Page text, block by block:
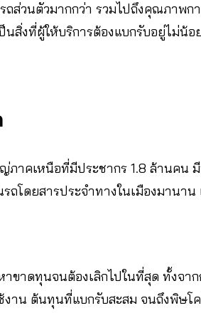
ส่วนตัวมากกว่า รวมไปถึงคุณภาพก
สิ่งที่ผู้ให้บริการต้องแบกรับอยู่ไม่น้อ
ภาคเหนือที่มีประชากร 1.8 ล้านคน
โดยสารประจำทางในเมืองมานา
ขาดทุนจนต้องเลิกไปในที่สุด ทั้งจา
าน ต้นทุนที่แบกรับสะสม จนถึงพิษโ